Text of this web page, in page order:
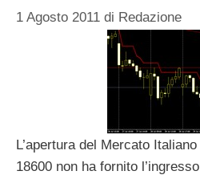
1 Agosto 2011 di Redazione
L’apertura del Mercato
18600 non ha fornito